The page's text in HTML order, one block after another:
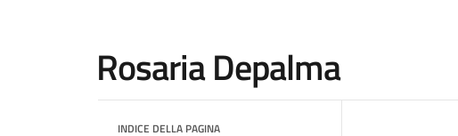
Rosaria Depalma
INDICE DELLA PAGINA